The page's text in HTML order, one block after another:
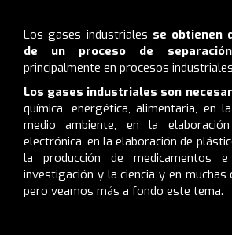
Los gases industriales se obtienen
de un proceso de separación
principalmente en procesos
Los gases industriales son
química, energética, alimentaria, en
medio ambiente, en la
electrónica, en la elaboración de
la producción de medicamentos
investigación y la ciencia y en muchas
pero veamos más a fondo este tema.